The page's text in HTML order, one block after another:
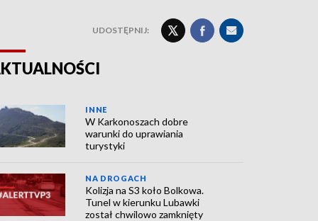
UDOSTĘPNIJ:
INNE
W Karkonoszach dobre
warunki do uprawiania
turystyki
NA DROGACH
Kolizja na S3 koło Bolkowa.
Tunel w kierunku Lubawki
został chwilowo zamknięty